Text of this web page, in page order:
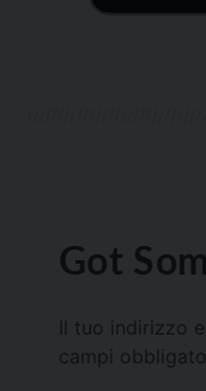
Got
Il tuo indirizzo
campi